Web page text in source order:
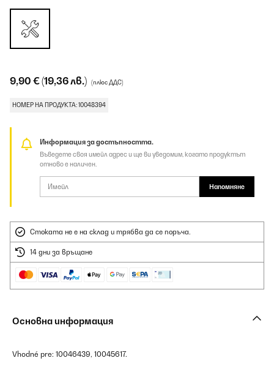
9,90 €(19,36 лв.) (плюс ДДС)
НОМЕР НА ПРОДУКТА: 10048394
Информация за достъпността.
Въведете своя имейл адрес и ще ви уведомим, когато продуктът
отново е наличен.
Напомняне
Стоката не е на склад и трябва да се поръча.
14 дни за връщане
Основна информация
Vhodné pre: 10046439, 10045617.